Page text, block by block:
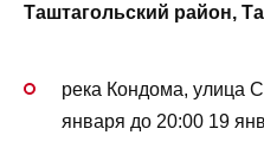
Таштагольский район,
река Кондома, улица
января до 20:00 19